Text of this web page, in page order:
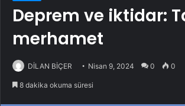
Deprem ve iktidar:
merhamet
DİLAN BİÇER Nisan 9, 2024 0 0
8 dakika okuma süresi